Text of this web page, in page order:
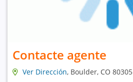
Contacte agente
Ver Dirección, Boulder, CO 80305